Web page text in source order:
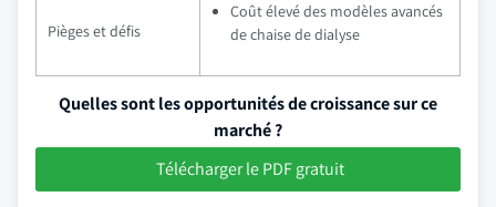
Pièges et défis
Coût élevé des modèles avancés
de chaise de dialyse
Quelles sont les opportunités de croissance sur ce
marché ?
Télécharger le PDF gratuit